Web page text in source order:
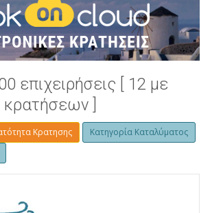
επιχειρήσεις [ 12 με
]
Κρατησης
Κατηγορία Καταλύματος